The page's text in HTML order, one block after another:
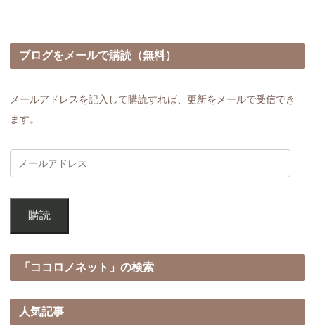
ブログをメールで購読（無料）
メールアドレスを記入して購読すれば、更新をメールで受信でき
ます。
購読
「ココロノネット」の検索
人気記事